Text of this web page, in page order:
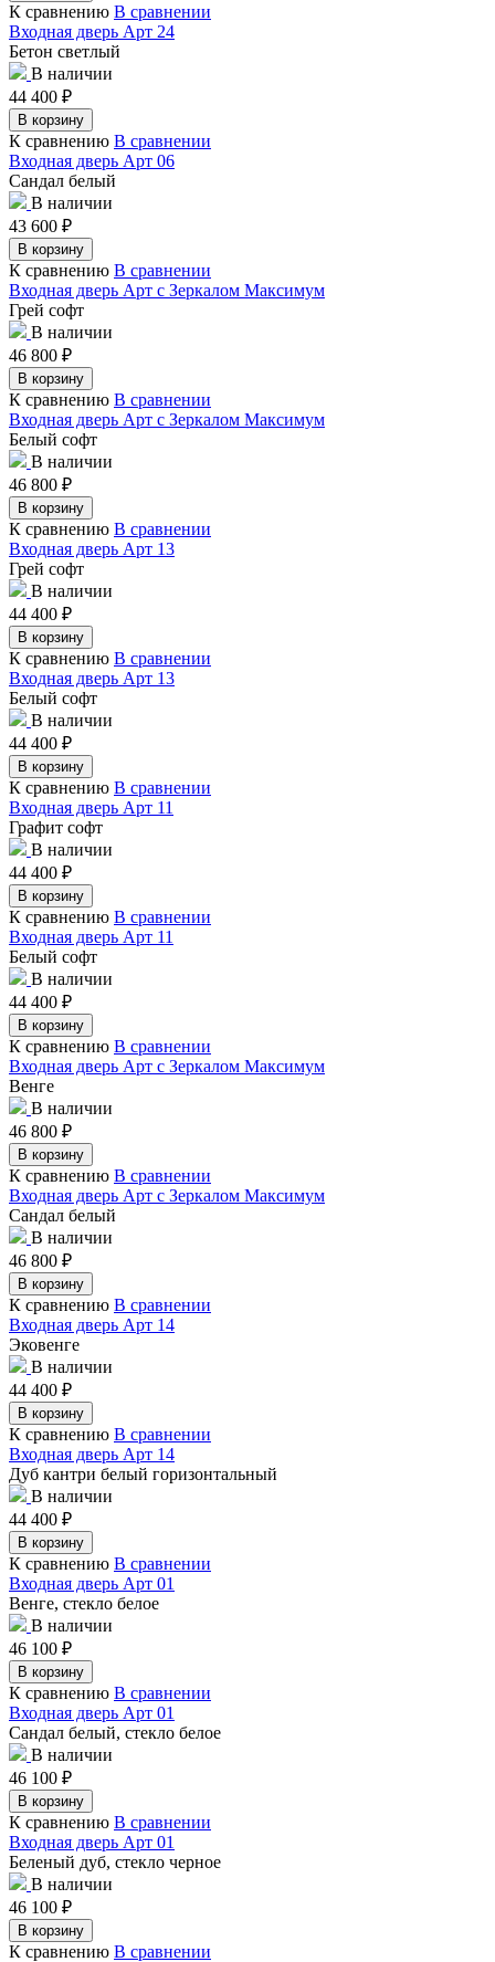
К сравнению В сравнении
Входная дверь Арт 24
Бетон светлый
В наличии
44 400 ₽
В корзину
К сравнению В сравнении
Входная дверь Арт 06
Сандал белый
В наличии
43 600 ₽
В корзину
К сравнению В сравнении
Входная дверь Арт с Зеркалом Максимум
Грей софт
В наличии
46 800 ₽
В корзину
К сравнению В сравнении
Входная дверь Арт с Зеркалом Максимум
Белый софт
В наличии
46 800 ₽
В корзину
К сравнению В сравнении
Входная дверь Арт 13
Грей софт
В наличии
44 400 ₽
В корзину
К сравнению В сравнении
Входная дверь Арт 13
Белый софт
В наличии
44 400 ₽
В корзину
К сравнению В сравнении
Входная дверь Арт 11
Графит софт
В наличии
44 400 ₽
В корзину
К сравнению В сравнении
Входная дверь Арт 11
Белый софт
В наличии
44 400 ₽
В корзину
К сравнению В сравнении
Входная дверь Арт с Зеркалом Максимум
Венге
В наличии
46 800 ₽
В корзину
К сравнению В сравнении
Входная дверь Арт с Зеркалом Максимум
Сандал белый
В наличии
46 800 ₽
В корзину
К сравнению В сравнении
Входная дверь Арт 14
Эковенге
В наличии
44 400 ₽
В корзину
К сравнению В сравнении
Входная дверь Арт 14
Дуб кантри белый горизонтальный
В наличии
44 400 ₽
В корзину
К сравнению В сравнении
Входная дверь Арт 01
Венге, стекло белое
В наличии
46 100 ₽
В корзину
К сравнению В сравнении
Входная дверь Арт 01
Сандал белый, стекло белое
В наличии
46 100 ₽
В корзину
К сравнению В сравнении
Входная дверь Арт 01
Беленый дуб, стекло черное
В наличии
46 100 ₽
В корзину
К сравнению В сравнении